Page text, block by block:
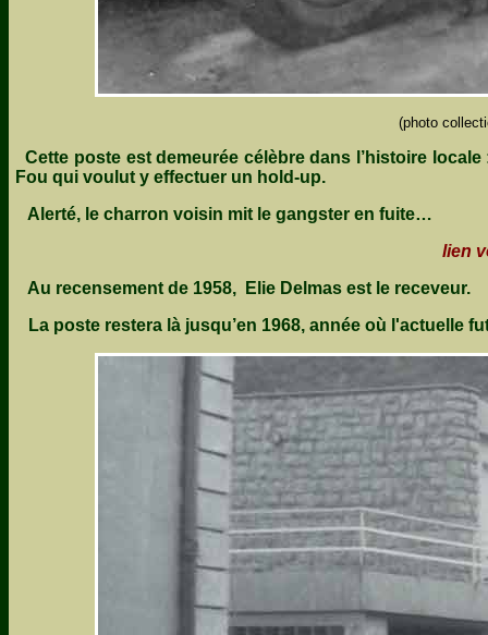
(photo
Cette poste est demeurée célèbre dans l’histoire
Fou qui voulut y effectuer un hold-up.
Alerté, le charron voisin mit le gangster en fuite…
lien
Au recensement de 1958, Elie Delmas est le receveur.
La poste restera là jusqu’en 1968, année où l'actuelle